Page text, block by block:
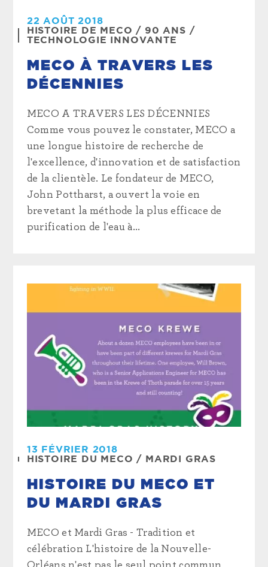
22 AOÛT 2018
HISTOIRE DE MECO / 90 ANS /
TECHNOLOGIE INNOVANTE
MECO À TRAVERS LES
DÉCENNIES
MECO A TRAVERS LES DÉCENNIES
Comme vous pouvez le constater, MECO a
une longue histoire de recherche de
l'excellence, d'innovation et de satisfaction
de la clientèle. Le fondateur de MECO,
John Pottharst, a ouvert la voie en
brevetant la méthode la plus efficace de
purification de l'eau à...
13 FÉVRIER 2018
HISTOIRE DU MECO / MARDI GRAS
HISTOIRE DU MECO ET
DU MARDI GRAS
MECO et Mardi Gras - Tradition et
célébration L'histoire de la Nouvelle-